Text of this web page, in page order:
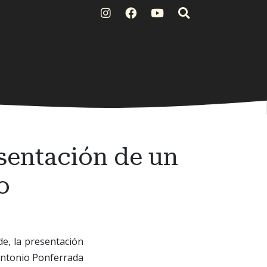
de un
la presentación
Ponferrada